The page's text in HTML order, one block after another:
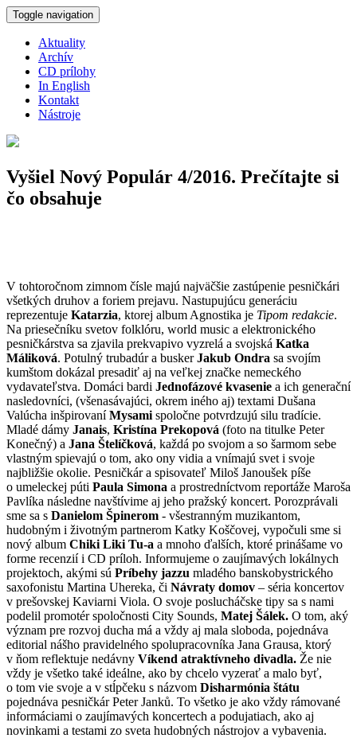
Skočiť na hlavný obsah
Toggle navigation
Aktuality
Archív
CD prílohy
In English
Kontakt
Nástroje
Vyšiel Nový Populár 4/2016. Prečítajte si
čo obsahuje
V tohtoročnom zimnom čísle majú najväčšie zastúpenie pesničkári
všetkých druhov a foriem prejavu. Nastupujúcu generáciu
reprezentuje Katarzia, ktorej album Agnostika je Tipom redakcie.
Na priesečníku svetov folklóru, world music a elektronického
pesničkárstva sa zjavila prekvapivo vyzrelá a svojská Katka
Máliková. Potulný trubadúr a buskerJakub Ondra sa svojím
kumštom dokázal presadiť aj na veľkej značke nemeckého
vydavateľstva. Domáci bardi Jednofázové kvasenie a ich generační
nasledovníci, (všenasávajúci, okrem iného aj) textami Dušana
Valúcha inšpirovaníMysami spoločne potvrdzujú silu tradície.
Mladé dámy Janais, Kristína Prekopová (foto na titulke Peter
Konečný) a Jana Štelíčková, každá po svojom a so šarmom sebe
vlastným spievajú o tom, ako ony vidia a vnímajú svet i svoje
najbližšie okolie. Pesničkár a spisovateľ Miloš Janoušek píše
o umeleckej púti Paula Simona a prostredníctvom reportáže Maroša
Pavlíka následne navštívime aj jeho pražský koncert. Porozprávali
sme sa s Danielom Špinerom - všestranným muzikantom,
hudobným i životným partnerom Katky Koščovej, vypočuli sme si
nový album Chiki Liki Tu-a a mnoho ďalších, ktoré prinášame vo
forme recenzií i CD príloh. Informujeme o zaujímavých lokálnych
projektoch, akými sú Príbehy jazzu mladého banskobystrického
saxofonistu Martina Uhereka, či Návraty domov – séria koncertov
v prešovskej Kaviarni Viola. O svoje poslucháčske tipy sa s nami
podelil promotér spoločnosti City Sounds, Matej Šálek. O tom, aký
význam pre rozvoj ducha má a vždy aj mala sloboda, pojednáva
editorial nášho pravidelného spolupracovníka Jana Grausa, ktorý
v ňom reflektuje nedávny Víkend atraktívneho divadla. Že nie
vždy je všetko také ideálne, ako by chcelo vyzerať a malo byť,
o tom vie svoje a v stĺpčeku s názvom Disharmónia štátu
pojednáva pesničkár Peter Janků. To všetko je ako vždy rámované
informáciami o zaujímavých koncertech a podujatiach, ako aj
novinkami a testami zo sveta hudobných nástrojov a vybavenia.